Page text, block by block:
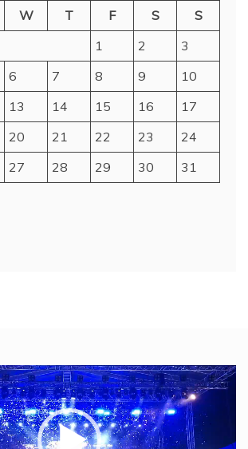
W T F S
S
1
2
3
6 7 8 9
10
13 14 15 16
17
20 21 22 23
24
27 28 29 30 31